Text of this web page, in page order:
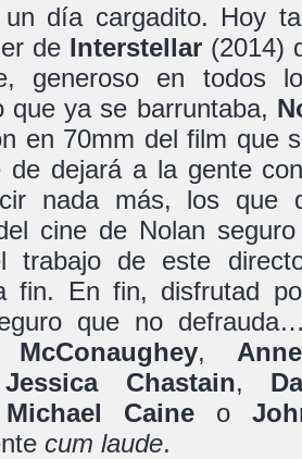
día cargadito. Hoy
de Interstellar(2014)
generoso en todos
que ya se barruntaba,
en 70mm del film que
de dejará a la gente
nada más, los que
cine de Nolan
trabajo de este
fin. En fin, disfrutad
que no
,
Jessica Chastain,
Michael Caine o
cum laude.